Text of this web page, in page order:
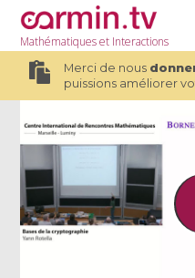
Mathématiqueset Interactions
Merci de nous
puissions améliorer